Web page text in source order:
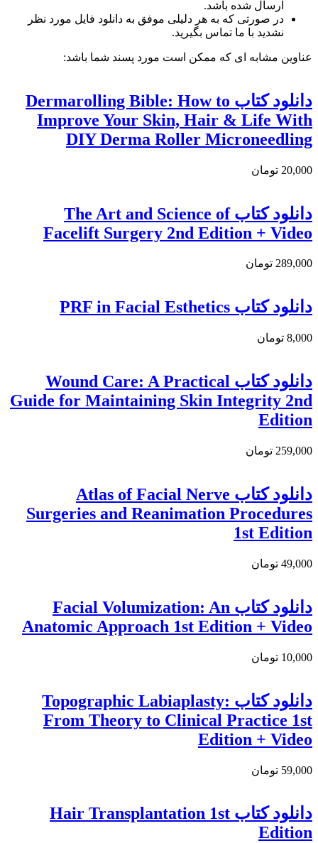
ارسال شده باشد.
در صورتی که به هر دلیلی موفق به دانلود فایل مورد نظر
نشدید با ما تماس بگیرید.
عناوین مشابه ای که ممکن است مورد پسند شما باشد:
دانلود کتاب Dermarolling Bible: How to
Improve Your Skin, Hair & Life With
DIY Derma Roller Microneedling
20,000 تومان
دانلود کتاب The Art and Science of
Facelift Surgery 2nd Edition + Video
289,000 تومان
دانلود کتاب PRF in Facial Esthetics
8,000 تومان
دانلود کتاب Wound Care: A Practical
Guide for Maintaining Skin Integrity 2nd
Edition
259,000 تومان
دانلود کتاب Atlas of Facial Nerve
Surgeries and Reanimation Procedures
1st Edition
49,000 تومان
دانلود کتاب Facial Volumization: An
Anatomic Approach 1st Edition + Video
10,000 تومان
دانلود کتاب Topographic Labiaplasty:
From Theory to Clinical Practice 1st
Edition + Video
59,000 تومان
دانلود کتاب Hair Transplantation 1st
Edition